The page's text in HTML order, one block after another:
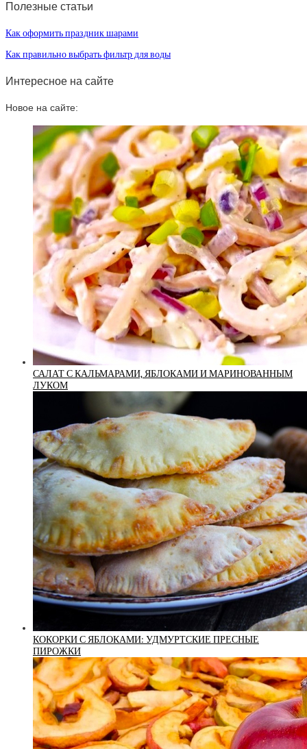
Полезные статьи
Как оформить праздник шарами
Как правильно выбрать фильтр для воды
Интересное на сайте
Новое на сайте:
САЛАТ С КАЛЬМАРАМИ, ЯБЛОКАМИ И МАРИНОВАННЫМ
ЛУКОМ
КОКОРКИ С ЯБЛОКАМИ: УДМУРТСКИЕ ПРЕСНЫЕ
ПИРОЖКИ